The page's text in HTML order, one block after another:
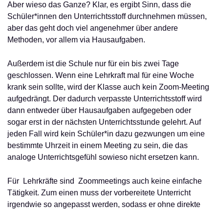
Aber wieso das Ganze? Klar, es ergibt Sinn, dass die
Schüler*innen den Unterrichtsstoff durchnehmen müssen,
aber das geht doch viel angenehmer über andere
Methoden, vor allem via Hausaufgaben.
Außerdem ist die Schule nur für ein bis zwei Tage
geschlossen. Wenn eine Lehrkraft mal für eine Woche
krank sein sollte, wird der Klasse auch kein Zoom-Meeting
aufgedrängt. Der dadurch verpasste Unterrichtsstoff wird
dann entweder über Hausaufgaben aufgegeben oder
sogar erst in der nächsten Unterrichtsstunde gelehrt. Auf
jeden Fall wird kein Schüler*in dazu gezwungen um eine
bestimmte Uhrzeit in einem Meeting zu sein, die das
analoge Unterrichtsgefühl sowieso nicht ersetzen kann.
Für Lehrkräfte sind Zoommeetings auch keine einfache
Tätigkeit. Zum einen muss der vorbereitete Unterricht
irgendwie so angepasst werden, sodass er ohne direkte